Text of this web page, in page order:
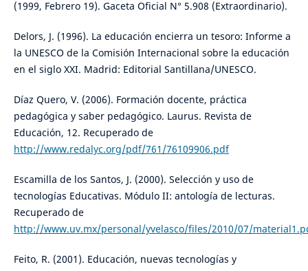
(1999, Febrero 19). Gaceta Oficial N° 5.908 (Extraordinario).
Delors, J. (1996). La educación encierra un tesoro: Informe a
la UNESCO de la Comisión Internacional sobre la educación
en el siglo XXI. Madrid: Editorial Santillana/UNESCO.
Díaz Quero, V. (2006). Formación docente, práctica
pedagógica y saber pedagógico. Laurus. Revista de
Educación, 12. Recuperado de
http://www.redalyc.org/pdf/761/76109906.pdf
Escamilla de los Santos, J. (2000). Selección y uso de
tecnologías Educativas. Módulo II: antología de lecturas.
Recuperado de
http://www.uv.mx/personal/yvelasco/files/2010/07/
Feito, R. (2001). Educación, nuevas tecnologías y